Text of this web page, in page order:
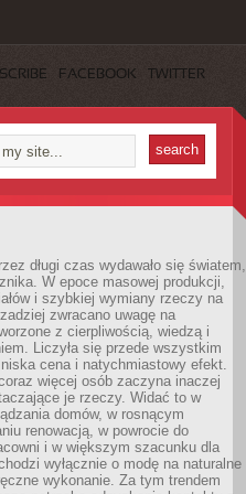
FACEBOOK TWITTER
długi czas wydawało się światem,
W epoce masowej produkcji,
i szybkiej wymiany rzeczy na
zwracano uwagę na
z cierpliwością, wiedzą i
Liczyła się przede wszystkim
cena i natychmiastowy efekt.
więcej osób zaczyna inaczej
je rzeczy. Widać to w
domów, w rosnącym
renowacją, w powrocie do
i w większym szacunku dla
wyłącznie o modę na naturalne
wykonanie. Za tym trendem